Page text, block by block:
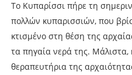
Το Κυπαρίσσι πήρε τη
πολλών κυπαρισσιών, που
κτισμένο στη θέση της
τα πηγαία νερά της.
θεραπευτήρια της